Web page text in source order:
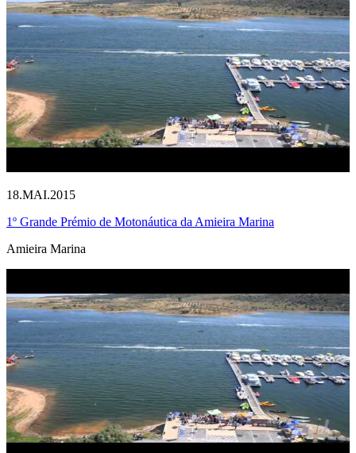
18.MAI.2015
1º Grande Prémio de Motonáutica da Amieira Marina
Amieira Marina